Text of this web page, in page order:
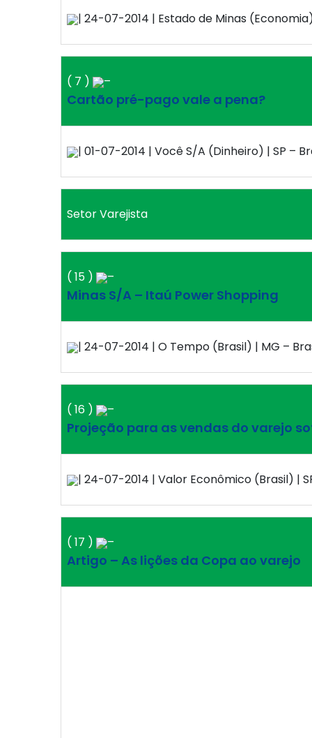
| 24-07-2014 | Estado de Minas
( 7 ) –
Cartão pré-pago vale a pena?
| 01-07-2014 | Você S/A (Dinheiro) | SP –
Setor Varejista
( 15 ) –
Minas S/A – Itaú Power Shopping
| 24-07-2014 | O Tempo (Brasil) | MG –
( 16 ) –
Projeção para as vendas do varejo
| 24-07-2014 | Valor Econômico (Brasil) |
( 17 ) –
Artigo – As lições da Copa ao varejo